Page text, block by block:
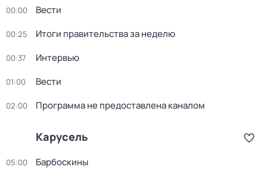
00:00 Вести
00:25 Итоги правительства за неделю
00:37 Интервью
01:00 Вести
02:00 Программа не предоставлена каналом
Карусель
05:00 Барбоскины